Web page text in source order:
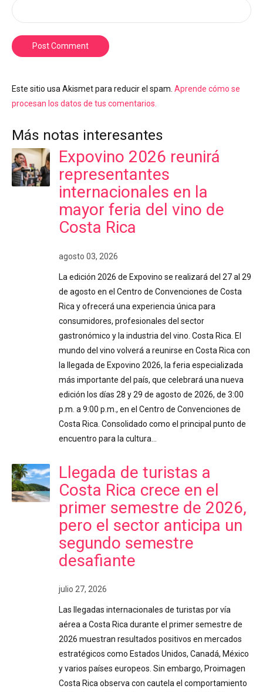
Post Comment
Este sitio usa Akismet para reducir el spam. Aprende cómo se
procesan los datos de tus comentarios.
Más notas interesantes
Expovino 2026 reunirá
representantes
internacionales en la
mayor feria del vino de
Costa Rica
agosto 03, 2026
La edición 2026 de Expovino se realizará del 27 al 29
de agosto en el Centro de Convenciones de Costa
Rica y ofrecerá una experiencia única para
consumidores, profesionales del sector
gastronómico y la industria del vino. Costa Rica. El
mundo del vino volverá a reunirse en Costa Rica con
la llegada de Expovino 2026, la feria especializada
más importante del país, que celebrará una nueva
edición los días 28 y 29 de agosto de 2026, de 3:00
p.m. a 9:00 p.m., en el Centro de Convenciones de
Costa Rica. Consolidado como el principal punto de
encuentro para la cultura…
Llegada de turistas a
Costa Rica crece en el
primer semestre de 2026,
pero el sector anticipa un
segundo semestre
desafiante
julio 27, 2026
Las llegadas internacionales de turistas por vía
aérea a Costa Rica durante el primer semestre de
2026 muestran resultados positivos en mercados
estratégicos como Estados Unidos, Canadá, México
y varios países europeos. Sin embargo, Proimagen
Costa Rica observa con cautela el comportamiento